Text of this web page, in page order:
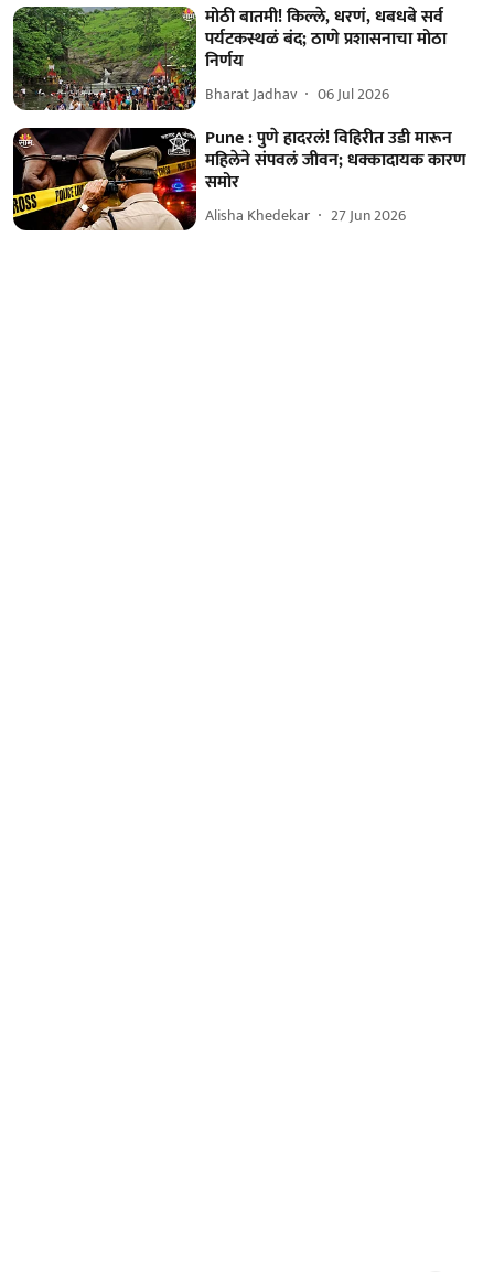
मोठी बातमी! किल्ले, धरणं, धबधबे सर्व
पर्यटकस्थळं बंद; ठाणे प्रशासनाचा मोठा
निर्णय
Bharat Jadhav 06 Jul 2026
Pune : पुणे हादरलं! विहिरीत उडी मारून
महिलेने संपवलं जीवन; धक्कादायक कारण
समोर
Alisha Khedekar 27 Jun 2026